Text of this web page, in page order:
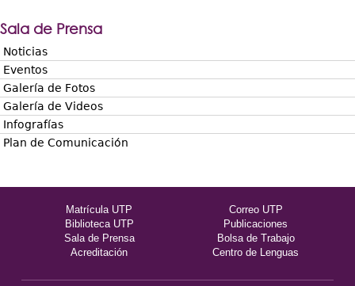
Sala de Prensa
Noticias
Eventos
Galería de Fotos
Galería de Videos
Infografías
Plan de Comunicación
Matrícula UTP
Correo UTP
Biblioteca UTP
Publicaciones
Sala de Prensa
Bolsa de Trabajo
Acreditación
Centro de Lenguas